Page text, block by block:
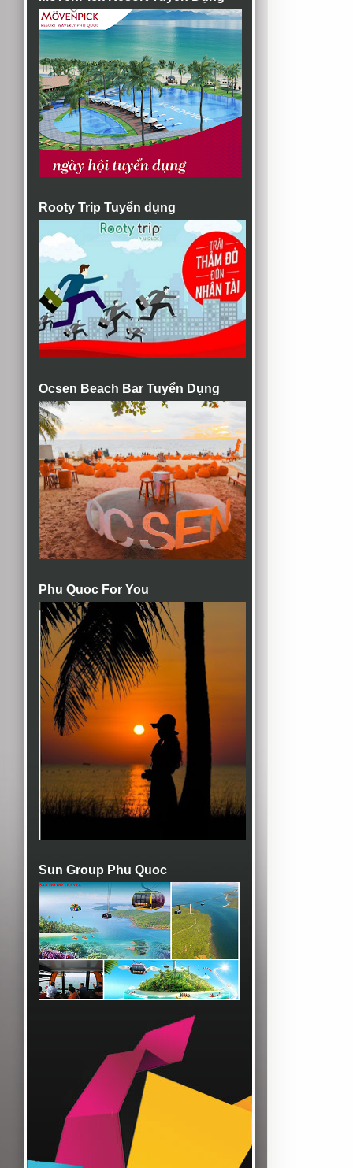
Rooty Trip Tuyển dụng
Ocsen Beach Bar Tuyển Dụng
Phu Quoc For You
Sun Group Phu Quoc